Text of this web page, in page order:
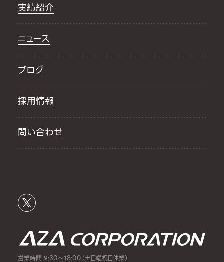
実績紹介
ニュース
ブログ
採用情報
問い合わせ
営業時間 9:30～18:00（土日曜祝日休業）